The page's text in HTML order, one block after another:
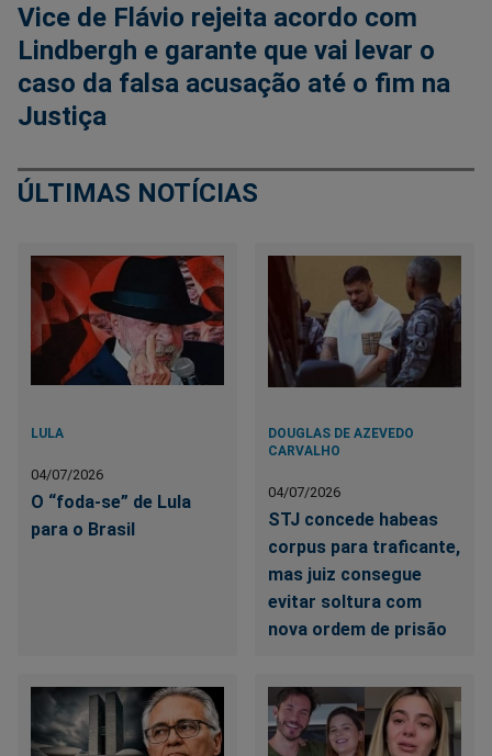
Vice de Flávio rejeita acordo com
Lindbergh e garante que vai levar o
caso da falsa acusação até o fim na
Justiça
ÚLTIMAS NOTÍCIAS
LULA
04/07/2026
O “foda-se” de Lula
para o Brasil
DOUGLAS DE AZEVEDO
CARVALHO
04/07/2026
STJ concede habeas
corpus para traficante,
mas juiz consegue
evitar soltura com
nova ordem de prisão